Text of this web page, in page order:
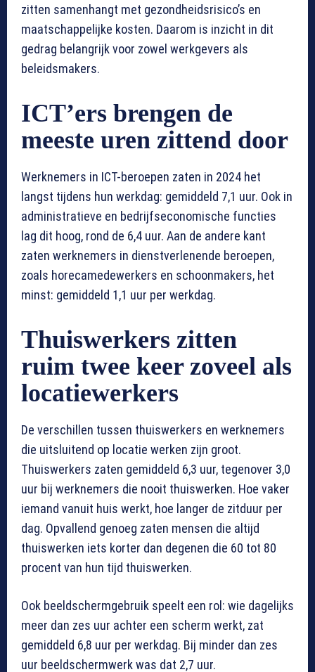
zitten samenhangt met gezondheidsrisico’s en
maatschappelijke kosten. Daarom is inzicht in dit
gedrag belangrijk voor zowel werkgevers als
beleidsmakers.
ICT’ers brengen de
meeste uren zittend door
Werknemers in ICT-beroepen zaten in 2024 het
langst tijdens hun werkdag: gemiddeld 7,1 uur. Ook in
administratieve en bedrijfseconomische functies
lag dit hoog, rond de 6,4 uur. Aan de andere kant
zaten werknemers in dienstverlenende beroepen,
zoals horecamedewerkers en schoonmakers, het
minst: gemiddeld 1,1 uur per werkdag.
Thuiswerkers zitten
ruim twee keer zoveel als
locatiewerkers
De verschillen tussen thuiswerkers en werknemers
die uitsluitend op locatie werken zijn groot.
Thuiswerkers zaten gemiddeld 6,3 uur, tegenover 3,0
uur bij werknemers die nooit thuiswerken. Hoe vaker
iemand vanuit huis werkt, hoe langer de zitduur per
dag. Opvallend genoeg zaten mensen die altijd
thuiswerken iets korter dan degenen die 60 tot 80
procent van hun tijd thuiswerken.
Ook beeldschermgebruik speelt een rol: wie dagelijks
meer dan zes uur achter een scherm werkt, zat
gemiddeld 6,8 uur per werkdag. Bij minder dan zes
uur beeldschermwerk was dat 2,7 uur.